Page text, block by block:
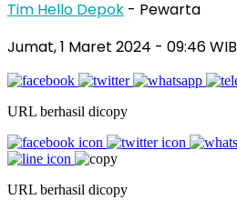
Tim Hello Depok - Pewarta
Jumat, 1 Maret 2024 - 09:46 WIB
URL berhasil dicopy
URL berhasil dicopy